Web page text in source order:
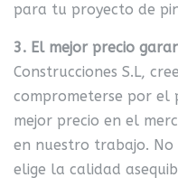
para tu proyecto de
3. El mejor precio
Construcciones S.L,
comprometerse por el
mejor precio en el
en nuestro trabajo. No
elige la calidad